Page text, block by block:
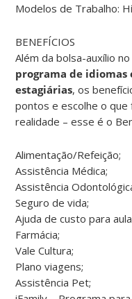
Modelos de Trabalho:
BENEFÍCIOS
Além da bolsa-auxílio
programa de idiomas
estagiárias, os
pontos e escolhe o que
realidade – esse é o
Alimentação/Refeição;
Assistência Médica;
Assistência
Seguro de vida;
Ajuda de custo para
Farmácia;
Vale Cultura;
Plano viagens;
Assistência Pet;